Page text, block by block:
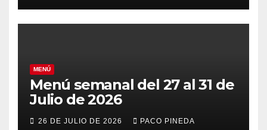
MENÚ
Menú semanal del 27 al 31 de
Julio de 2026
26 DE JULIO DE 2026 PACO PINEDA